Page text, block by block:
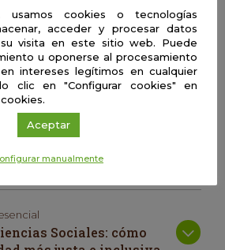
nuevas
ayudar a nuestro
una historia
Sociales: cómo
usamos cookies o tecnologías
acceder y procesar datos
visita en este sitio web. Puede
u oponerse al procesamiento
intereses legítimos en cualquier
clic en "Configurar cookies" en
Aceptar
manualmente